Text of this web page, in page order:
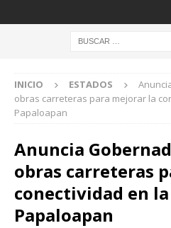
INICIO ESTADOS
obras carreteras para mejorar la
Papaloapan
Anuncia
obras carreteras
conectividad en la
Papaloapan